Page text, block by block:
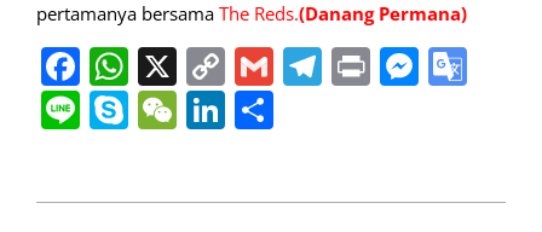
pertamanya bersama The Reds.(Danang Permana)
Facebook
WhatsApp
X Copy
Link
GmailTelegram
Print
LineSkypeWeChat
LinkedIn